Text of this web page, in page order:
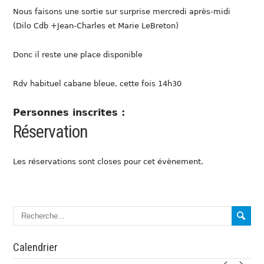
Nous faisons une sortie sur surprise mercredi après-midi
(Dilo Cdb +Jean-Charles et Marie LeBreton)
Donc il reste une place disponible
Rdv habituel cabane bleue, cette fois 14h30
Personnes inscrites :
Réservation
Les réservations sont closes pour cet évènement.
Calendrier